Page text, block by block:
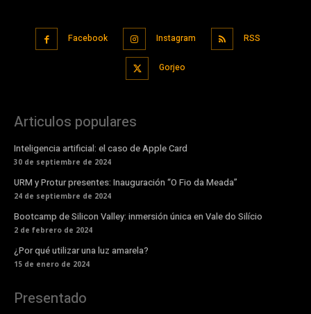
Facebook Instagram RSS
Gorjeo
Articulos populares
Inteligencia artificial: el caso de Apple Card
30 de septiembre de 2024
URM y Protur presentes: Inauguración “O Fio da Meada”
24 de septiembre de 2024
Bootcamp de Silicon Valley: inmersión única en Vale do Silício
2 de febrero de 2024
¿Por qué utilizar una luz amarela?
15 de enero de 2024
Presentado